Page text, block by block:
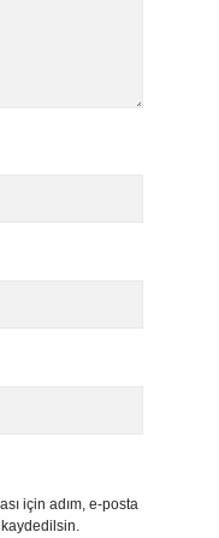
için adım, e-posta
kaydedilsin.